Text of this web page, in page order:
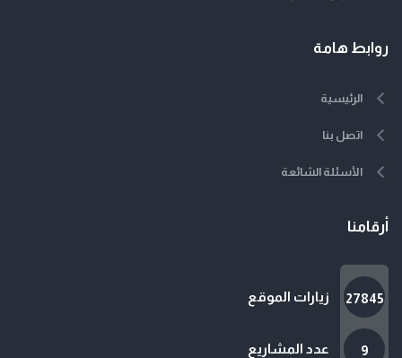
روابط هامة
الرئيسية
اتصل بنا
الأسئلة الشائعة
أرقامنا
27845 زيارات الموقع
9 عدد المشاريع